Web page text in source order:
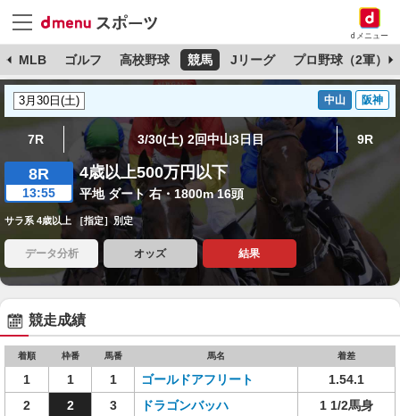
dメニュー
MLB ゴルフ 高校野球 競馬 Jリーグ プロ野球（2軍）
中山 阪神
7R 3/30(土) 2回中山3日目 9R
8R
13:55
4歳以上500万円以下
平地 ダート 右・1800m 16頭
サラ系 4歳以上 ［指定］別定
データ分析 オッズ 結果
競走成績
着順 枠番 馬番 馬名 着差
1 1 1 ゴールドアフリート
1.54.1
2
2 3 ドラゴンバッハ
1 1/2馬身